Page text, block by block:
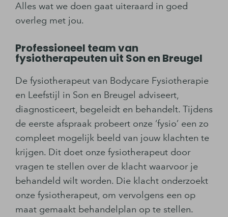
Alles wat we doen gaat uiteraard in goed
overleg met jou.
Professioneel team van
fysiotherapeuten uit Son en Breugel
De fysiotherapeut van Bodycare Fysiotherapie
en Leefstijl in Son en Breugel adviseert,
diagnosticeert, begeleidt en behandelt. Tijdens
de eerste afspraak probeert onze ‘fysio’ een zo
compleet mogelijk beeld van jouw klachten te
krijgen. Dit doet onze fysiotherapeut door
vragen te stellen over de klacht waarvoor je
behandeld wilt worden. Die klacht onderzoekt
onze fysiotherapeut, om vervolgens een op
maat gemaakt behandelplan op te stellen.